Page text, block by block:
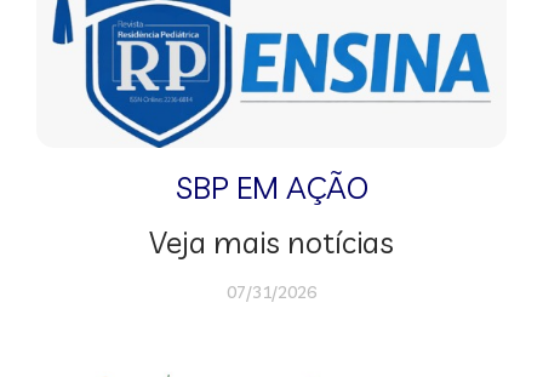
SBP EM AÇÃO
Veja mais notícias
07/31/2026